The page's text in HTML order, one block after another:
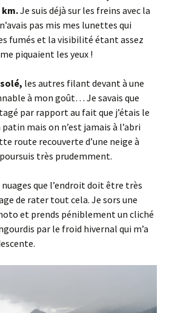
km.Je suis déjà sur les freins avec la
pas mis mes lunettes qui
fumés et la visibilité étant assez
piquaient les yeux !
les autres filant devant à une
à mon goût… Je savais que
par rapport au fait que j’étais le
mais on n’est jamais à l’abri
route recouverte d’une neige à
très prudemment.
que l’endroit doit être très
de rater tout cela. Je sors une
et prends péniblement un cliché
par le froid hivernal qui m’a